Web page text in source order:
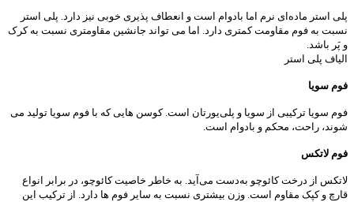
پلی ‌استر ماده‌ای نرم اما بادوام است و انعطاف پذیری خوبی نیز دارد. پلی استر
نسبت به فوم مقاومت کمتری دارد. اما می تواند جانشین مقاومتری نسبت به کرک
و پَر باشد.
الیاف پلی استر
فوم سویا
فوم سویا ترکیبی از سویا و پلی‌یورتان است. کوسن هایی که با فوم سویا تولید می
شوند، راحت، محکم و بادوام است.
فوم لاتکس
لاتکس از درخت کائوچو به‌دست می‌آید. به خاطر خاصیت کائوچو، در برابر انواع
قارچ و کپک مقاوم است. وزن بیشتری نسبت به سایر فوم ها دارد. از ترکیب این